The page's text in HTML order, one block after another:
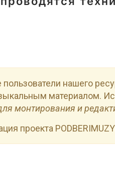
нашего
материалом.
монтирования и
проекта